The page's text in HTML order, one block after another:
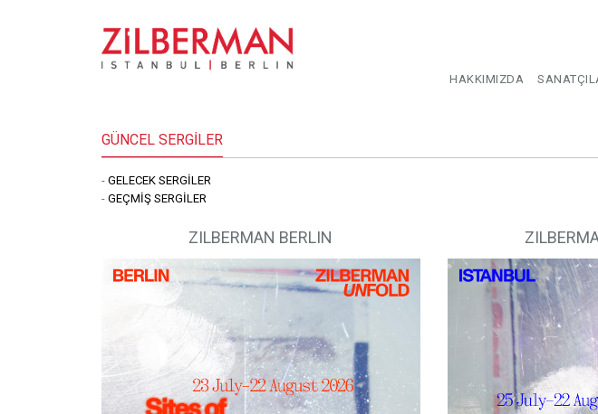
HAKKIMIZDA
GÜNCEL SERGİLER
- GELECEK SERGİLER
- GEÇMİŞ SERGİLER
ZILBERMAN BERLIN